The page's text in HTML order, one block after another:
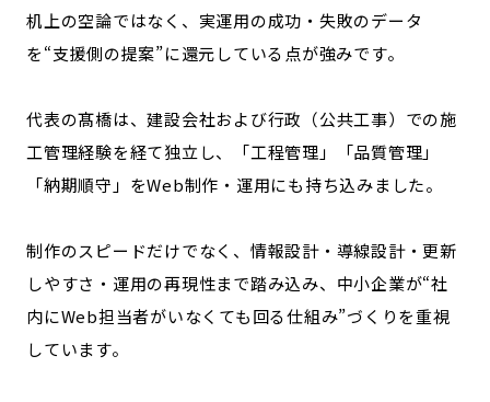
机上の空論ではなく、実運用の成功・失敗のデータ
を“支援側の提案”に還元している点が強みです。
代表の髙橋は、建設会社および行政（公共工事）での施
工管理経験を経て独立し、「工程管理」「品質管理」
「納期順守」をWeb制作・運用にも持ち込みました。
制作のスピードだけでなく、情報設計・導線設計・更新
しやすさ・運用の再現性まで踏み込み、中小企業が“社
内にWeb担当者がいなくても回る仕組み”づくりを重視
しています。